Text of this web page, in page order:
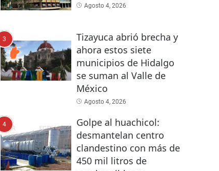
Agosto 4, 2026
3
Tizayuca abrió brecha y
ahora estos siete
municipios de Hidalgo
se suman al Valle de
México
Agosto 4, 2026
4
Golpe al huachicol:
desmantelan centro
clandestino con más de
450 mil litros de